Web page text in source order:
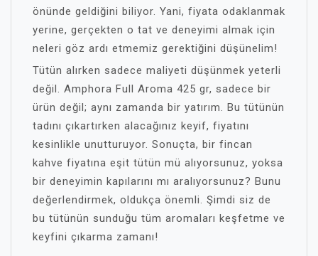
önünde geldiğini biliyor. Yani, fiyata odaklanmak
yerine, gerçekten o tat ve deneyimi almak için
neleri göz ardı etmemiz gerektiğini düşünelim!
Tütün alırken sadece maliyeti düşünmek yeterli
değil. Amphora Full Aroma 425 gr, sadece bir
ürün değil; aynı zamanda bir yatırım. Bu tütünün
tadını çıkartırken alacağınız keyif, fiyatını
kesinlikle unutturuyor. Sonuçta, bir fincan
kahve fiyatına eşit tütün mü alıyorsunuz, yoksa
bir deneyimin kapılarını mı aralıyorsunuz? Bunu
değerlendirmek, oldukça önemli. Şimdi siz de
bu tütünün sunduğu tüm aromaları keşfetme ve
keyfini çıkarma zamanı!